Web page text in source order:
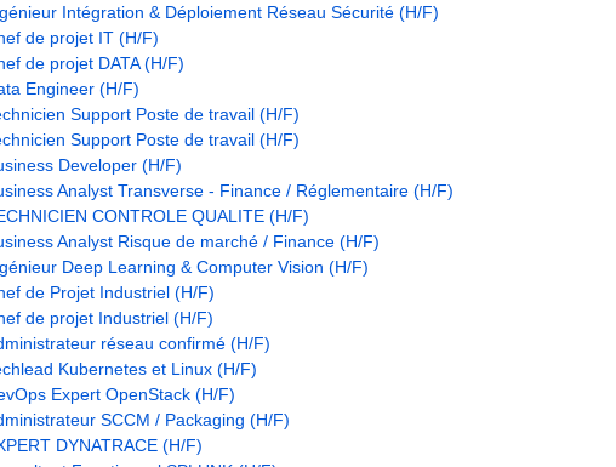
Intégration & Déploiement Réseau Sécurité (H/F)
de projet IT (H/F)
de projet DATA (H/F)
Engineer (H/F)
Support Poste de travail (H/F)
Support Poste de travail (H/F)
Developer (H/F)
Analyst Transverse - Finance / Réglementaire (H/F)
CONTROLE QUALITE (H/F)
Analyst Risque de marché / Finance (H/F)
Deep Learning & Computer Vision (H/F)
de Projet Industriel (H/F)
de projet Industriel (H/F)
réseau confirmé (H/F)
Kubernetes et Linux (H/F)
Expert OpenStack (H/F)
SCCM / Packaging (H/F)
DYNATRACE (H/F)